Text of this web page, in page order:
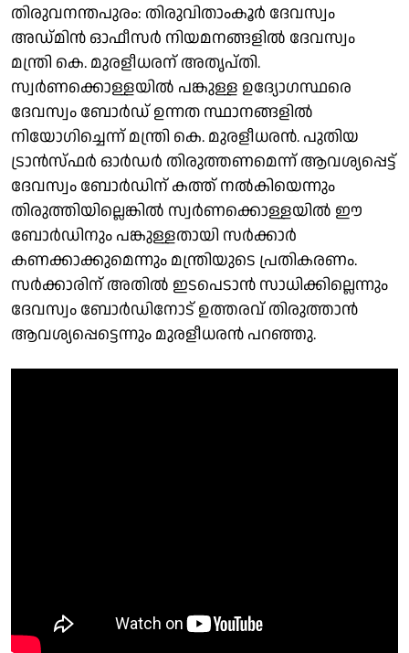
തിരുവനന്തപുരം: തിരുവിതാംകൂർ ദേവസ്വം
അഡ്മിൻ ഓഫീസർ നിയമനങ്ങളിൽ ദേവസ്വം
മന്ത്രി കെ. മുരളീധരന് അതൃപ്തി.
സ്വർണക്കൊള്ളയിൽ പങ്കുള്ള ഉദ്യോഗസ്ഥരെ
ദേവസ്വം ബോർഡ് ഉന്നത സ്ഥാനങ്ങളിൽ
നിയോഗിച്ചെന്ന് മന്ത്രി കെ. മുരളീധരൻ. പുതിയ
ട്രാൻസ്ഫർ ഓർഡർ തിരുത്തണമെന്ന് ആവശ്യപ്പെട്ട്
ദേവസ്വം ബോർഡിന് കത്ത് നൽകിയെന്നും
തിരുത്തിയില്ലെങ്കിൽ സ്വർണക്കൊള്ളയിൽ ഈ
ബോർഡിനും പങ്കുള്ളതായി സർക്കാർ
കണക്കാക്കുമെന്നും മന്ത്രിയുടെ പ്രതികരണം.
സർക്കാരിന് അതിൽ ഇടപെടാൻ സാധിക്കില്ലെന്നും
ദേവസ്വം ബോർഡിനോട് ഉത്തരവ് തിരുത്താൻ
ആവശ്യപ്പെട്ടെന്നും മുരളീധരൻ പറഞ്ഞു.